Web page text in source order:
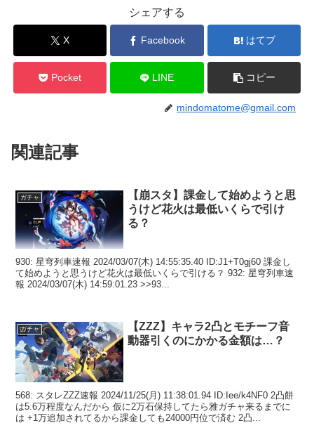
シェアする
X Facebook はてブ
Pocket LINE コピー
mindomatome@gmail.com
関連記事
ガチャ
【崩スタ】課金して始めようと思
うけど花火は最低いくらで引け
る？
930: 星穹列車速報 2024/03/07(木) 14:55:35.40 ID:J1+T0gj60 課金し
て始めようと思うけど花火は最低いくらで引ける？ 932: 星穹列車速
報 2024/03/07(木) 14:59:01.23 >>93...
ガチャ
【ZZZ】キャラ2凸とモチーフ音
動器引くのにかかる金額は…？
568: スタレZZZ速報 2024/11/25(月) 11:38:01.94 ID:Iee/k4NF0 2凸餅
は5.6万程度なんだから 仮に2万石保持してたら雅ガチャ来るまでに
は +1万追加されてるから課金しても24000円位で済む 2凸...